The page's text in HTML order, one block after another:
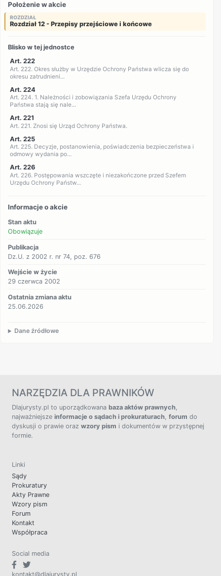
Położenie w akcie
ROZDZIAŁ
Rozdział 12 - Przepisy przejściowe i końcowe
Blisko w tej jednostce
Art. 222
Art. 222. Okres służby w Urzędzie Ochrony Państwa wlicza się do
okresu zatrudnieni...
Art. 224
Art. 224. 1. Należności i zobowiązania Szefa Urzędu Ochrony
Państwa stają się nale...
Art. 221
Art. 221. Znosi się Urząd Ochrony Państwa.
Art. 225
Art. 225. Decyzje, postanowienia, poświadczenia bezpieczeństwa i
odmowy wydania po...
Art. 226
Art. 226. Postępowania wszczęte i niezakończone przed Szefem
Urzędu Ochrony Państw...
Informacje o akcie
Stan aktu
Obowiązuje
Publikacja
Dz.U. z 2002 r. nr 74, poz. 676
Wejście w życie
29 czerwca 2002
Ostatnia zmiana aktu
25.06.2026
Dane źródłowe
NARZĘDZIA DLA PRAWNIKÓW
Dlajurysty.pl to uporządkowana baza aktów prawnych,
najważniejsze informacje o sądach i prokuraturach, forum do
dyskusji o prawie oraz wzory pism i dokumentów w przystępnej
formie.
Linki
Sądy
Prokuratury
Akty Prawne
Wzory pism
Forum
Kontakt
Współpraca
Social media
kontakt@dlajurysty.pl